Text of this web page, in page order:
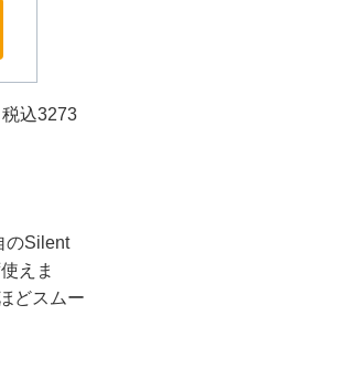
込3273
のSilent
えま
どスムー